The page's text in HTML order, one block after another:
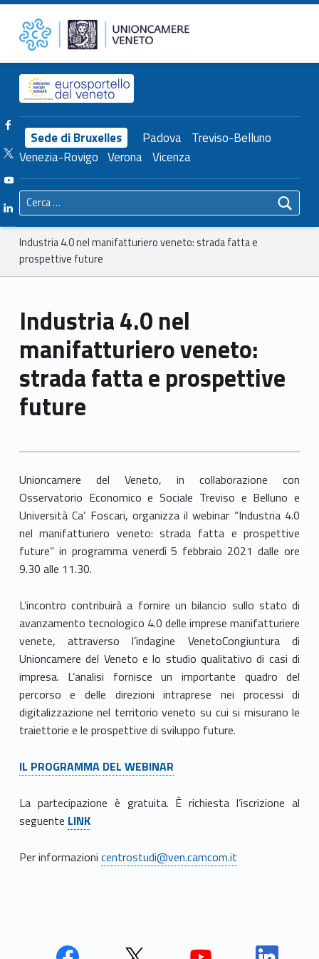
Industria 4.0 nel manifatturiero veneto: strada fatta e prospettive future – Unioncamere del Veneto Unioncamere del Veneto
Header info sidebar
Sede di Bruxelles Padova Treviso-Belluno
Venezia-Rovigo Verona Vicenza
Facebook Unioncamere Veneto
Twitter Unioncamere Veneto
Youtube Unioncamere Veneto
Linkedin Unioncamere Veneto
Ricerca per:
Breadcrumbs navigation
Industria 4.0 nel manifatturiero veneto: strada fatta e
prospettive future
Industria 4.0 nel
manifatturiero veneto:
strada fatta e prospettive
future
Unioncamere del Veneto, in collaborazione con
Osservatorio Economico e Sociale Treviso e Belluno e
Università Ca’ Foscari, organizza il webinar “Industria 4.0
nel manifatturiero veneto: strada fatta e prospettive
future” in programma venerdì 5 febbraio 2021 dalle ore
9.30 alle 11.30.
L’incontro contribuirà a fornire un bilancio sullo stato di
avanzamento tecnologico 4.0 delle imprese manifatturiere
venete, attraverso l’indagine VenetoCongiuntura di
Unioncamere del Veneto e lo studio qualitativo di casi di
impresa. L’analisi fornisce un importante quadro del
percorso e delle direzioni intraprese nei processi di
digitalizzazione nel territorio veneto su cui si misurano le
traiettorie e le prospettive di sviluppo future.
IL PROGRAMMA DEL WEBINAR
La partecipazione è gratuita. È richiesta l’iscrizione al
seguente LINK
Per informazioni centrostudi@ven.camcom.it